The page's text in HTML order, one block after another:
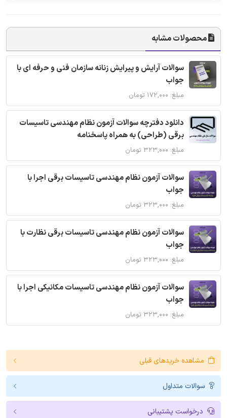
محصولات مشابه
سوالات آرایش و پیرایش زنانه سازمان فنی و حرفه ای با
جواب
مبلغ: ۱۷۲,۰۰۰ تومان
دانلود دفترچه سوالات آزمون نظام مهندسی تاسیسات
برقی (طراحی) به همراه پاسخنامه
مبلغ: ۳۲۳,۰۰۰ تومان
سوالات آزمون نظام مهندسی تاسیسات برقی اجرا با
جواب
مبلغ: ۳۲۳,۰۰۰ تومان
سوالات آزمون نظام مهندسی تاسیسات برقی نظارت با
جواب
مبلغ: ۳۲۳,۰۰۰ تومان
سوالات آزمون نظام مهندسی تاسیسات مکانیکی اجرا با
جواب
مبلغ: ۳۲۳,۰۰۰ تومان
مشاهده خریدهای قبلی
سوالات متداول
درخواست پشتیبانی